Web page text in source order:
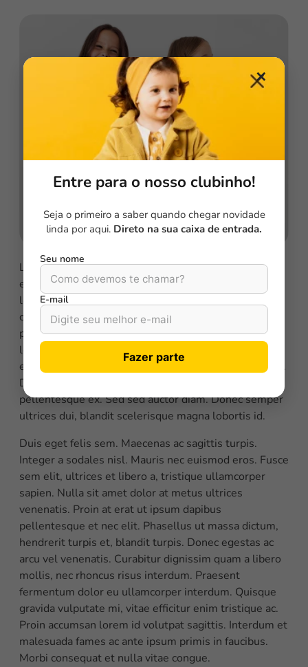
✕
Entre para o nosso clubinho!
Seja o primeiro a saber quando chegar novidade
linda por aqui. Direto na sua caixa de entrada.
Seu nome
E-mail
Fazer parte
Lorem ipsum dolor sit amet, consectetur adipiscing
elit. Vivamus fringilla ornare ultricies. Sed ante purus,
lobortis ac aliquet id, dapibus vitae urna. Nunc
consequat, ligula et congue dictum, dolor turpis
placerat nisl, ac gravida ex nulla eu velit. Mauris a
lorem nec ex aliquet consectetur in a sem. Praesent
ex velit, mattis vel nibh vitae, dignissim aliquet tellus.
Donec sapien arcu, commodo a diam vel, consequat
pellentesque ex. Sed sed auctor diam. Donec semper
ultrices dui, blandit scelerisque magna lobortis id.
Duis eget felis sem. Maecenas ac sagittis turpis.
Integer a sodales nisl. Mauris nec euismod eros. Fusce
sem elit, ultrices et libero a, tristique ullamcorper
sapien. Nulla sit amet dolor at metus ultrices
venenatis. Proin at erat ut ipsum dapibus
pellentesque et nec elit. Phasellus ut massa dictum,
hendrerit turpis et, blandit turpis. Donec egestas ac
arcu vel venenatis. Curabitur dignissim quam a libero
mollis, nec rhoncus risus interdum. Praesent
fermentum dolor eu ullamcorper interdum. Quisque
gravida vulputate mi, vitae efficitur enim tristique ac.
Proin accumsan lorem id volutpat sagittis. Interdum et
malesuada fames ac ante ipsum primis in faucibus.
Morbi consequat et nulla vitae congue.